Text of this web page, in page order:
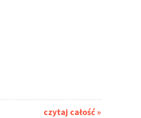
czytaj całość »